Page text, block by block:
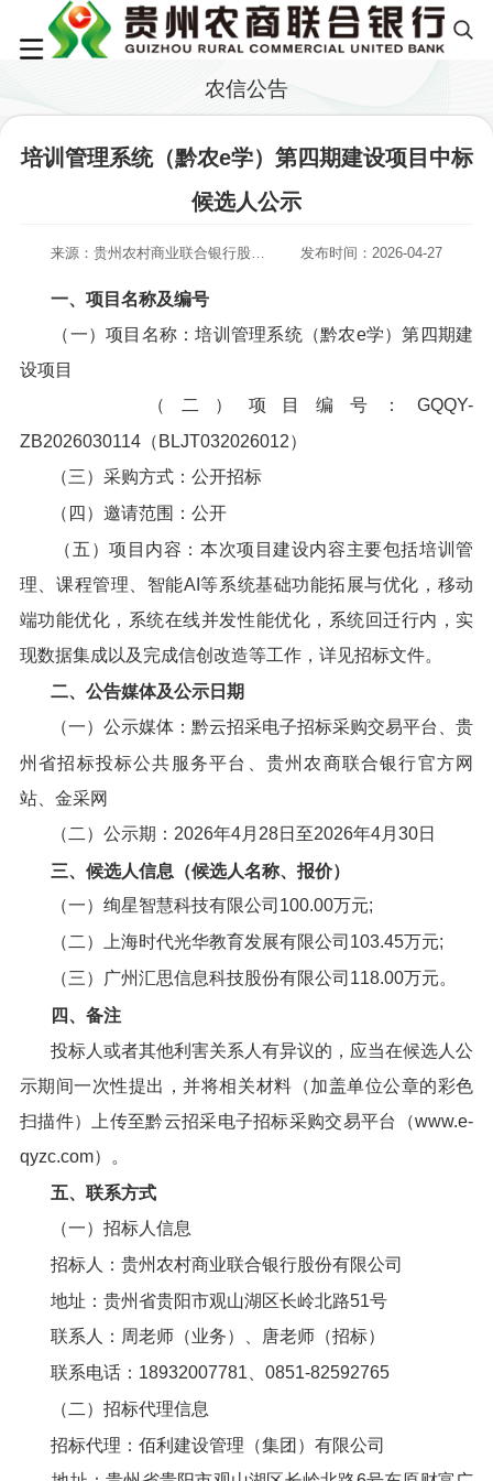
农信公告
培训管理系统（黔农e学）第四期建设项目中标
候选人公示
发布时间：2026-04-27
一、项目名称及编号
（一）项目名称：培训管理系统（黔农e学）第四期建
设项目
（二）项目编号：GQQY-
ZB2026030114（BLJT032026012）
（三）采购方式：公开招标
（四）邀请范围：公开
（五）项目内容：本次项目建设内容主要包括培训管
理、课程管理、智能AI等系统基础功能拓展与优化，移动
端功能优化，系统在线并发性能优化，系统回迁行内，实
现数据集成以及完成信创改造等工作，详见招标文件。
二、公告媒体及公示日期
（一）公示媒体：黔云招采电子招标采购交易平台、贵
州省招标投标公共服务平台、贵州农商联合银行官方网
站、金采网
（二）公示期：2026年4月28日至2026年4月30日
三、候选人信息（候选人名称、报价）
（一）绚星智慧科技有限公司100.00万元;
（二）上海时代光华教育发展有限公司103.45万元;
（三）广州汇思信息科技股份有限公司118.00万元。
四、备注
投标人或者其他利害关系人有异议的，应当在候选人公
示期间一次性提出，并将相关材料（加盖单位公章的彩色
扫描件）上传至黔云招采电子招标采购交易平台（www.e-
qyzc.com）。
五、联系方式
（一）招标人信息
招标人：贵州农村商业联合银行股份有限公司
地址：贵州省贵阳市观山湖区长岭北路51号
联系人：周老师（业务）、唐老师（招标）
联系电话：18932007781、0851-82592765
（二）招标代理信息
招标代理：佰利建设管理（集团）有限公司